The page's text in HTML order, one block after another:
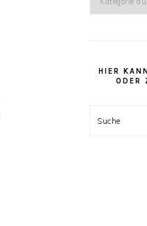
Rezept
HIER
ODER
Suche